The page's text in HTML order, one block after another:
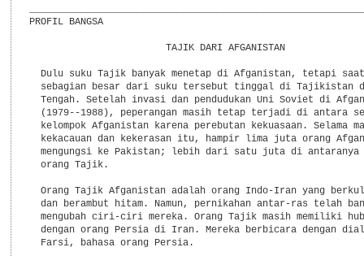
PROFIL BANGSA
                        TAJIK DARI AFGANISTAN
Dulu suku Tajik banyak menetap di Afganistan, tetapi
sebagian besar dari suku tersebut tinggal di Tajikistan
Tengah. Setelah invasi dan pendudukan Uni Soviet di
(1979--1988), peperangan masih tetap terjadi di antara
kelompok Afganistan karena perebutan kekuasaan. Selama
kekacauan dan kekerasan itu, hampir lima juta orang
mengungsi ke Pakistan; lebih dari satu juta di antaranya
  orang Tajik.
Orang Tajik Afganistan adalah orang Indo-Iran yang
dan berambut hitam. Namun, pernikahan antar-ras telah
mengubah ciri-ciri mereka. Orang Tajik masih memiliki
dengan orang Persia di Iran. Mereka berbicara dengan
  Farsi, bahasa orang Persia.